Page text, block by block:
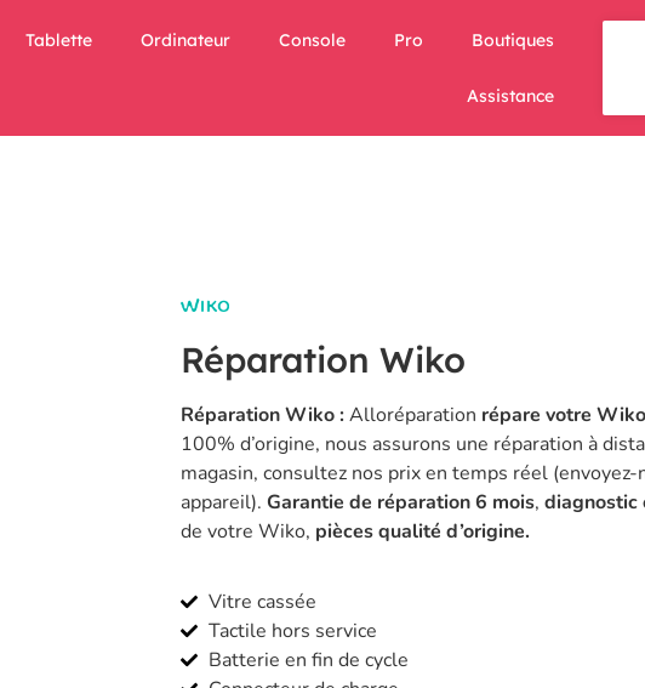
Tablette Ordinateur Console Pro Boutiques
Assistance
Réparation Wiko
Réparation Wiko :Alloréparation répare votre Wiko
100% d’origine, nous assurons une réparation à
magasin, consultez nos prix en temps réel (envoyez-
appareil). Garantie de réparation 6 mois, diagnostic
de votre Wiko, pièces qualité d’origine.
Vitre cassée
Tactile hors service
Batterie en fin de cycle